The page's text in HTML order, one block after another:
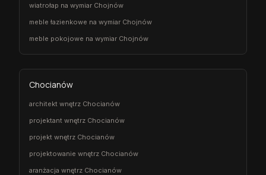
wiatrołap na wymiar Chojnów
meble łazienkowe na wymiar Chojnów
meble pokojowe na wymiar Chojnów
Chocianów
architekt wnętrz Chocianów
projektant wnętrz Chocianów
projekt wnętrz Chocianów
projektowanie wnętrz Chocianów
aranżacja wnętrz Chocianów